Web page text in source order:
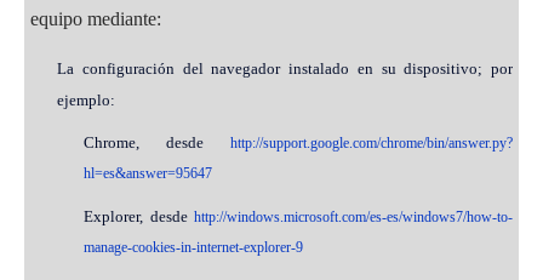
equipo mediante:
La configuración del navegador instalado en su dispositivo; por
ejemplo:
Chrome, desde http://support.google.com/chrome/bin/answer.py?
hl=es&answer=95647
Explorer, desde http://windows.microsoft.com/es-es/windows7/how-to-
manage-cookies-in-internet-explorer-9